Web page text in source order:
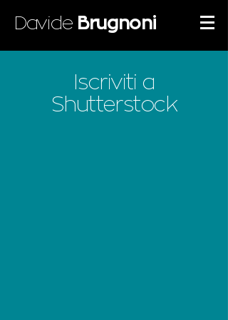
Davide Brugnoni
Iscriviti a
Shutterstock